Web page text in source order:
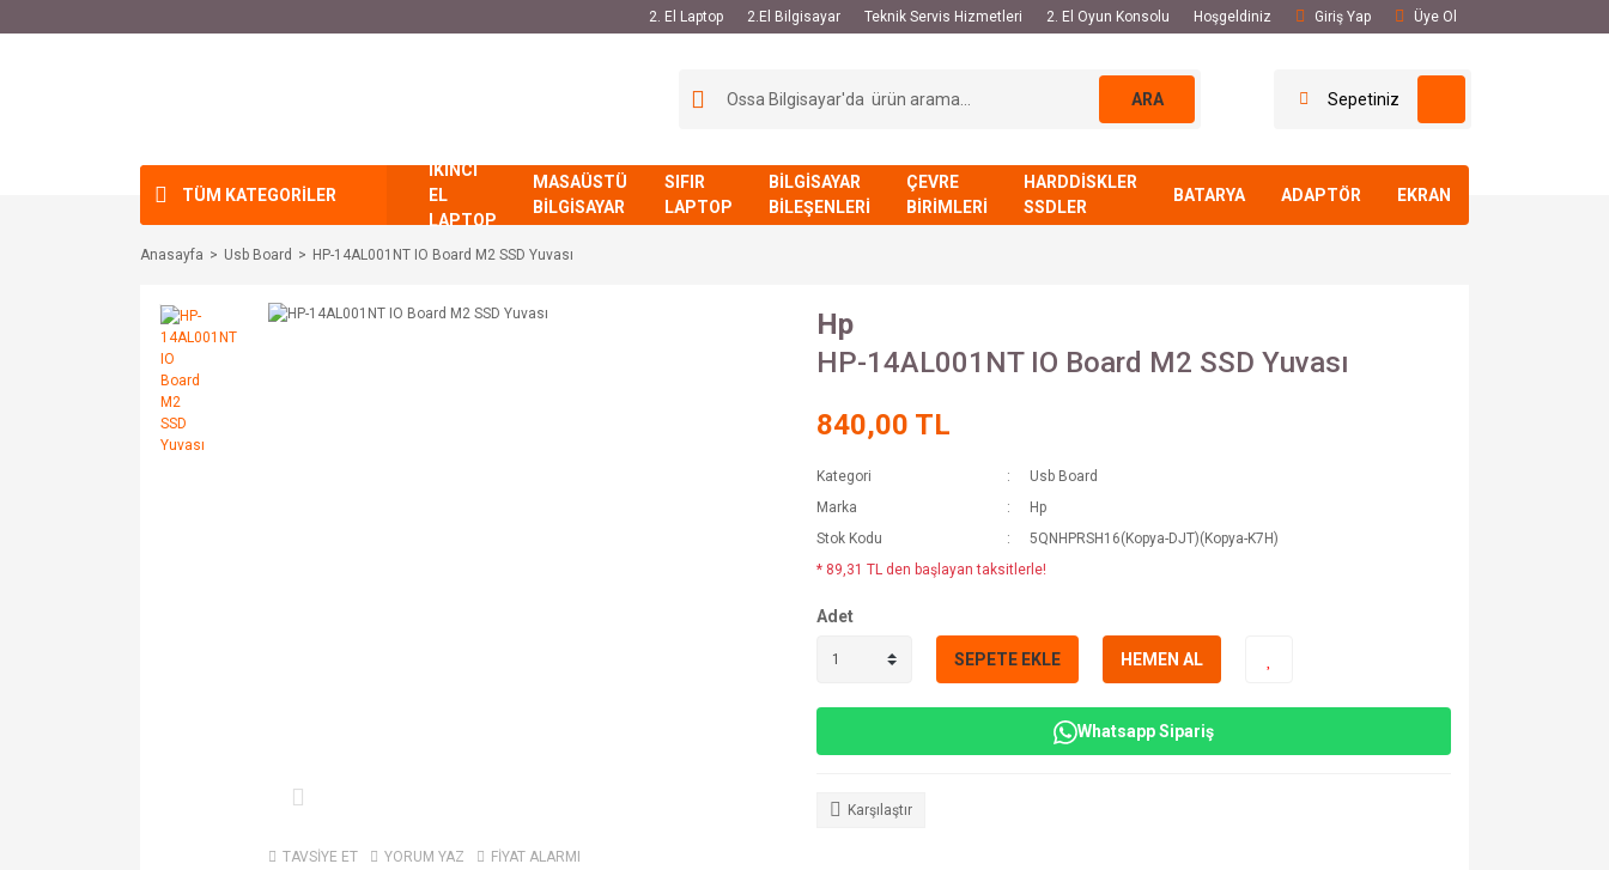
2. El Laptop 2.El Bilgisayar Teknik Servis Hizmetleri 2. El Oyun Konsolu Hoşgeldiniz Giriş Yap Üye Ol
ARA Sepetiniz
TÜM KATEGORİLER
İKİNCİ
EL
LAPTOP
MASAÜSTÜ
BİLGİSAYAR
SIFIR
LAPTOP
BİLGİSAYAR
BİLEŞENLERİ
ÇEVRE
BİRİMLERİ
HARDDİSKLER
SSDLER
BATARYA ADAPTÖR EKRAN
Anasayfa Usb Board HP-14AL001NT IO Board M2 SSD Yuvası
TAVSİYE ET YORUM YAZ FİYAT ALARMI
Hp
HP-14AL001NT IO Board M2 SSD Yuvası
840,00 TL
Kategori
Usb Board
Marka
Hp
Stok Kodu
5QNHPRSH16(Kopya-DJT)(Kopya-K7H)
* 89,31 TL den başlayan taksitlerle!
Adet
SEPETE EKLE HEMEN AL
Whatsapp Sipariş
Karşılaştır